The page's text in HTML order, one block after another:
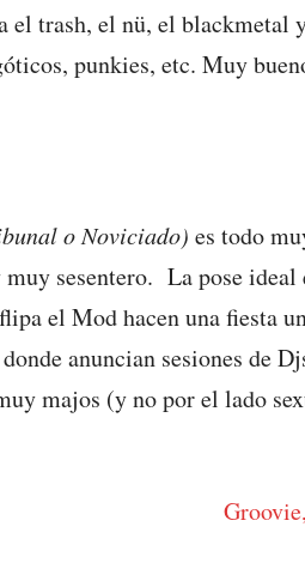
el trash, el nü, el
punkies, etc. Muy
o Noviciado) es todo
sesentero. La pose
el Mod hacen una fiesta
anuncian sesiones de
majos (y no por el lado